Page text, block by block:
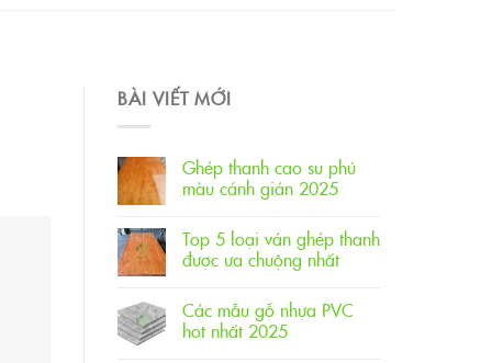
BÀI VIẾT MỚI
Ghép thanh cao su phủ
màu cánh gián 2025
Top 5 loại ván ghép thanh
được ưa chuộng nhất
Các mẫu gỗ nhựa PVC
hot nhất 2025